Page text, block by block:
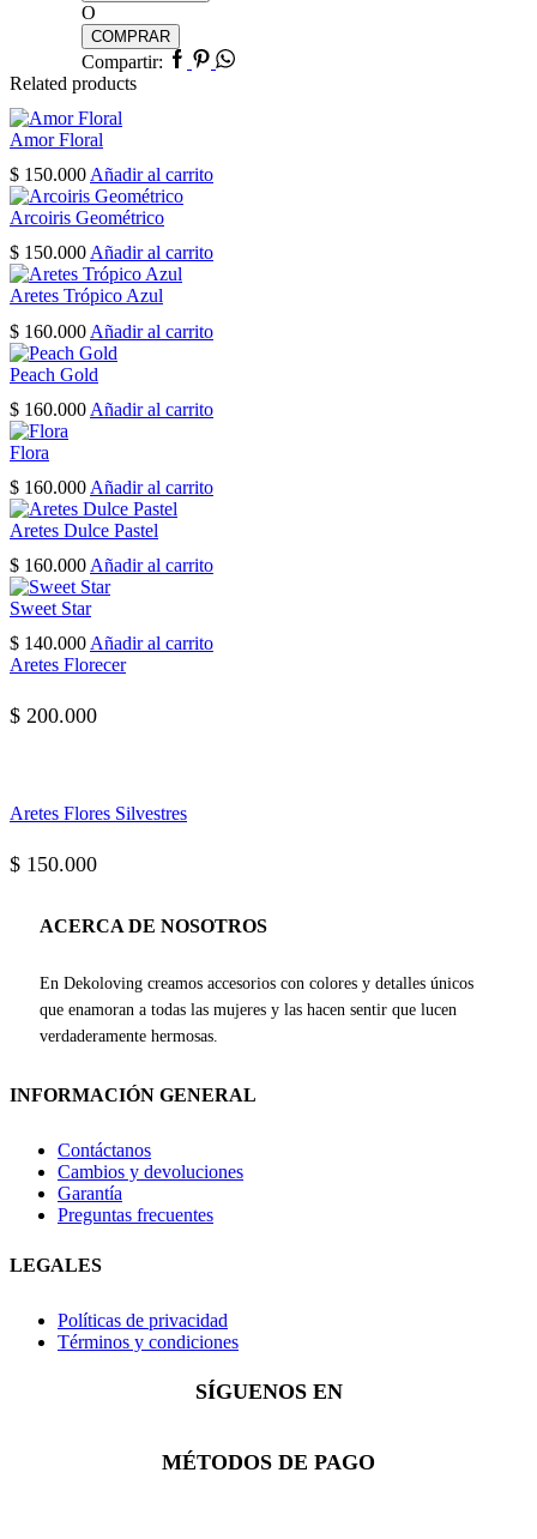
O
COMPRAR
Compartir: Facebook
Pinterest
Whatsapp
Related products
Amor Floral
$ 150.000 Añadir al carrito
Arcoiris Geométrico
$ 150.000 Añadir al carrito
Aretes Trópico Azul
$ 160.000 Añadir al carrito
Peach Gold
$ 160.000 Añadir al carrito
Flora
$ 160.000 Añadir al carrito
Aretes Dulce Pastel
$ 160.000 Añadir al carrito
Sweet Star
$ 140.000 Añadir al carrito
Aretes Florecer
$ 200.000
Aretes Flores Silvestres
$ 150.000
ACERCA DE NOSOTROS
En Dekoloving creamos accesorios con colores y detalles únicos
que enamoran a todas las mujeres y las hacen sentir que lucen
verdaderamente hermosas.
INFORMACIÓN GENERAL
Contáctanos
Cambios y devoluciones
Garantía
Preguntas frecuentes
LEGALES
Políticas de privacidad
Términos y condiciones
SÍGUENOS EN
Facebook
Instagram
Whatsapp
MÉTODOS DE PAGO